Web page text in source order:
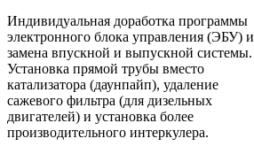
Индивидуальная доработка программы
электронного блока управления (ЭБУ) и
замена впускной и выпускной системы.
Установка прямой трубы вместо
катализатора (даунпайп), удаление
сажевого фильтра (для дизельных
двигателей) и установка более
производительного интеркулера.